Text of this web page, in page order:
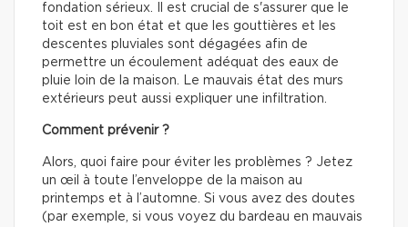
fondation sérieux. Il est crucial de s'assurer que le
toit est en bon état et que les gouttières et les
descentes pluviales sont dégagées afin de
permettre un écoulement adéquat des eaux de
pluie loin de la maison. Le mauvais état des murs
extérieurs peut aussi expliquer une infiltration.
Comment prévenir ?
Alors, quoi faire pour éviter les problèmes ? Jetez
un œil à toute l’enveloppe de la maison au
printemps et à l’automne. Si vous avez des doutes
(par exemple, si vous voyez du bardeau en mauvais